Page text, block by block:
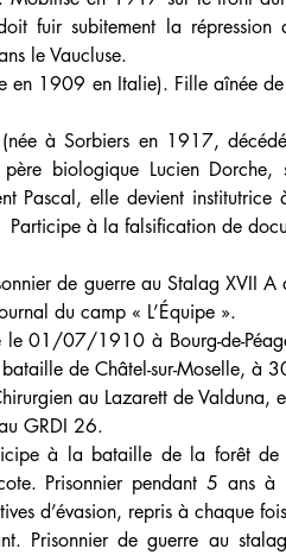
fuir subitement la
le Vaucluse.
en 1909 en Italie). Fille aînée
à Sorbiers en 1917,
père biologique Lucien
Pascal, elle devient institutrice
Participe à la falsification de
de guerre au Stalag XVII
du camp « L’Équipe ».
le 01/07/1910 à Bourg-de-
de Châtel-sur-Moselle, à
au Lazarett de Valduna,
GRDI 26.
à la bataille de la forêt de
Prisonnier pendant 5 ans
d’évasion, repris à chaque
Prisonnier de guerre au